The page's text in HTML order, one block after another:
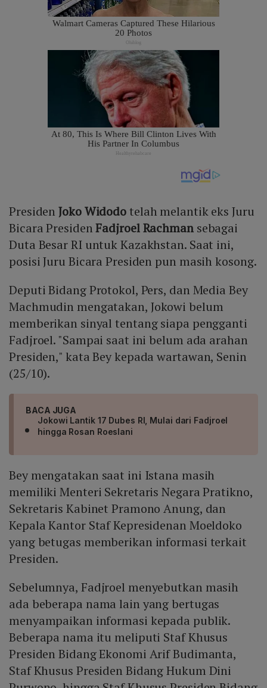
PresidenJoko Widodotelah melantik eks Juru
Bicara PresidenFadjroel Rachmansebagai
Duta Besar RI untuk Kazakhstan. Saat ini,
posisi Juru Bicara Presiden pun masih kosong.
Deputi Bidang Protokol, Pers, dan Media Bey
Machmudin mengatakan, Jokowi belum
memberikan sinyal tentang siapa pengganti
Fadjroel. "Sampai saat ini belum ada arahan
Presiden," kata Bey kepada wartawan, Senin
(25/10).
BACA JUGA
Jokowi Lantik 17 Dubes RI, Mulai dari Fadjroel
hingga Rosan Roeslani
Bey mengatakan saat ini Istana masih
memiliki Menteri Sekretaris Negara Pratikno,
Sekretaris Kabinet Pramono Anung, dan
Kepala Kantor Staf Kepresidenan Moeldoko
yang betugas memberikan informasi terkait
Presiden.
Sebelumnya, Fadjroel menyebutkan masih
ada beberapa nama lain yang bertugas
menyampaikan informasi kepada publik.
Beberapa nama itu meliputi Staf Khusus
Presiden Bidang Ekonomi Arif Budimanta,
Staf Khusus Presiden Bidang Hukum Dini